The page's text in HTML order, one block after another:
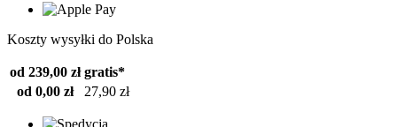
Koszty wysyłki do Polska
od 239,00 zł gratis*
od 0,00 zł
27,90 zł